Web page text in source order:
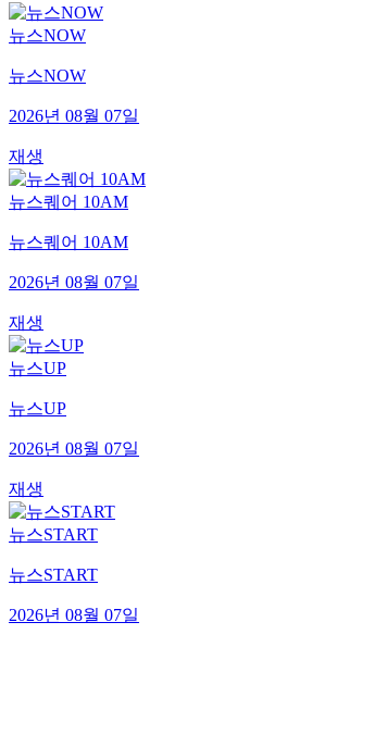
뉴스NOW
뉴스NOW
2026년 08월 07일
재생
뉴스퀘어 10AM
뉴스퀘어 10AM
2026년 08월 07일
재생
뉴스UP
뉴스UP
2026년 08월 07일
재생
뉴스START
뉴스START
2026년 08월 07일